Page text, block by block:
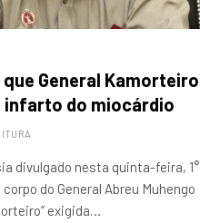
General Kamorteiro
infarto do miocárdio
divulgado nesta quinta-feira, 1°
do General Abreu Muhengo
exigida…